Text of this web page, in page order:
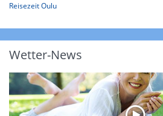
Reisezeit Oulu
Wetter-News